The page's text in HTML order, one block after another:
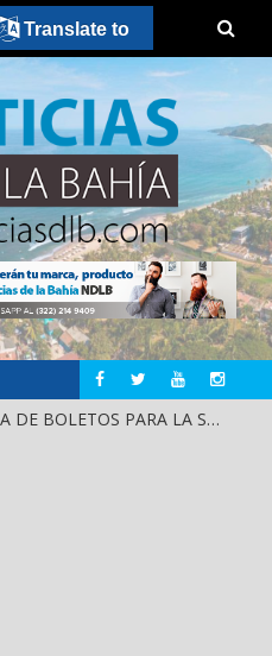
⚾🎟️ ¡YA INICIÓ LA VENTA DE BOLETOS PARA LA SERIE DEL CARIBE KIDS NAYARIT 2026!
Translate to